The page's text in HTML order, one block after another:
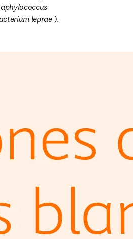
leprae ).